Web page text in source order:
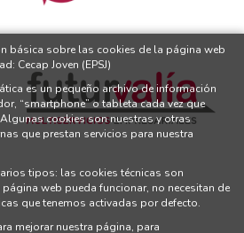
básica sobre las cookies de la página web
Cecap Joven (EPSJ)
es un pequeño archivo de información
“smartphone” o tableta cada vez que
cookies son nuestras y otras
que prestan servicios para nuestra
tipos: las cookies técnicas son
web pueda funcionar, no necesitan de
que tenemos activadas por defecto.
mejorar nuestra página, para